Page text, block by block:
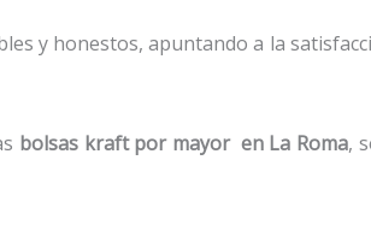
y honestos, apuntando a la
bolsas kraft por mayor en La Roma,